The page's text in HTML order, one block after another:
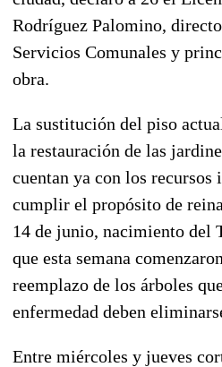
Rodríguez Palomino,
Servicios Comunales y
obra.
La sustitución del piso
la restauración de las
cuentan ya con los recursos
cumplir el propósito de
14 de junio, nacimiento del
que esta semana
reemplazo de los árboles
enfermedad deben
Entre miércoles y jueves